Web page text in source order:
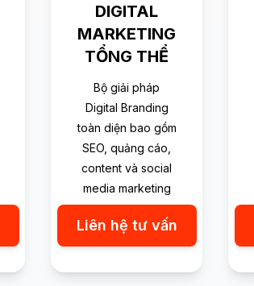
DIGITAL
MARKETING
TỔNG THỂ
Bộ giải pháp
Digital Branding
toàn diện bao gồm
SEO, quảng cáo,
content và social
media marketing
Liên hệ tư vấn